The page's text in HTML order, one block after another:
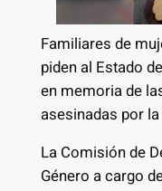
Familiares de
piden al Estado
en memoria de
asesinadas por
La Comisión de
Género a cargo